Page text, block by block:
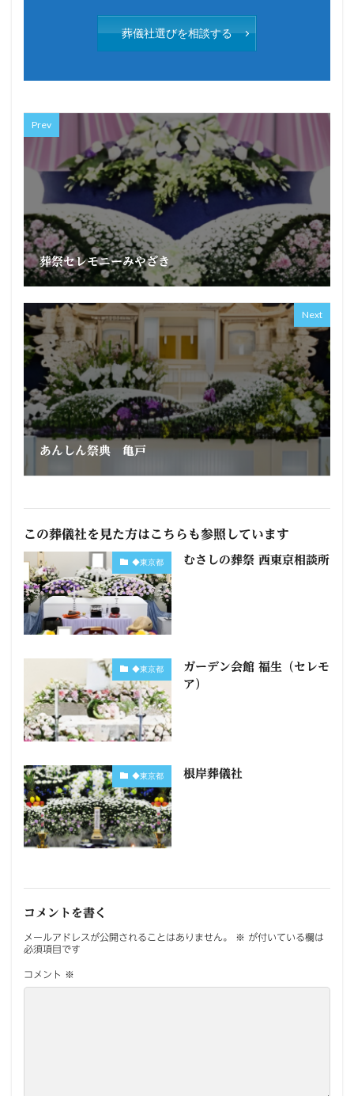
葬儀社選びを相談する
Prev
葬祭セレモニーみやざき
Next
あんしん祭典 亀戸
この葬儀社を見た方はこちらも参照しています
◆東京都 むさしの葬祭 西東京相談所
◆東京都
ガーデン会館 福生（セレモ
ア）
◆東京都 根岸葬儀社
コメントを書く
メールアドレスが公開されることはありません。 ※ が付いている欄は
必須項目です
コメント ※